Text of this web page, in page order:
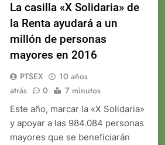
La casilla «X Solidaria» de
la Renta ayudará a un
millón de personas
mayores en 2016
PTSEX
10 años
atrás
0 7 minutos
Este año, marcar la «X Solidaria»
y apoyar a las 984.084 personas
mayores que se beneficiarán